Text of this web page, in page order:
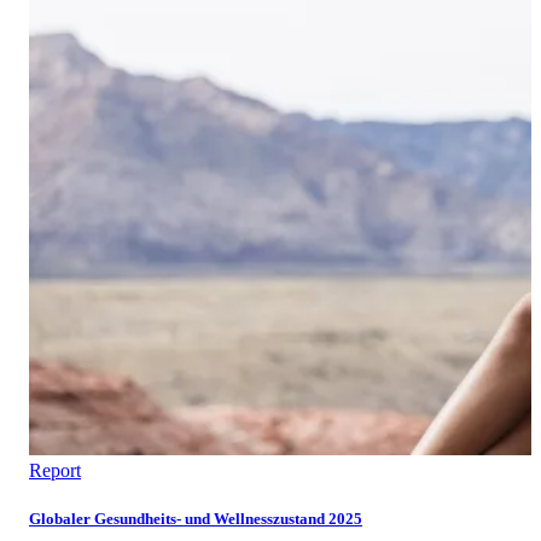
Report
Globaler Gesundheits- und Wellnesszustand 2025